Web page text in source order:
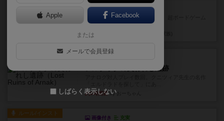
デクリプト
プレイ感がしっかりしてるから、超ボードゲーム
やったなって感じ。パーティ...
43分前
アルナックの失われし遺跡
約3時間前by おーちゃん
ルール/インスト
画像付き 充実
Apple Facebook
または
メールで会員登録
しばらく表示しない